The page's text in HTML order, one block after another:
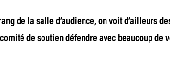
de la salle d’audience, on voit d’ailleurs
de soutien défendre avec beaucoup de